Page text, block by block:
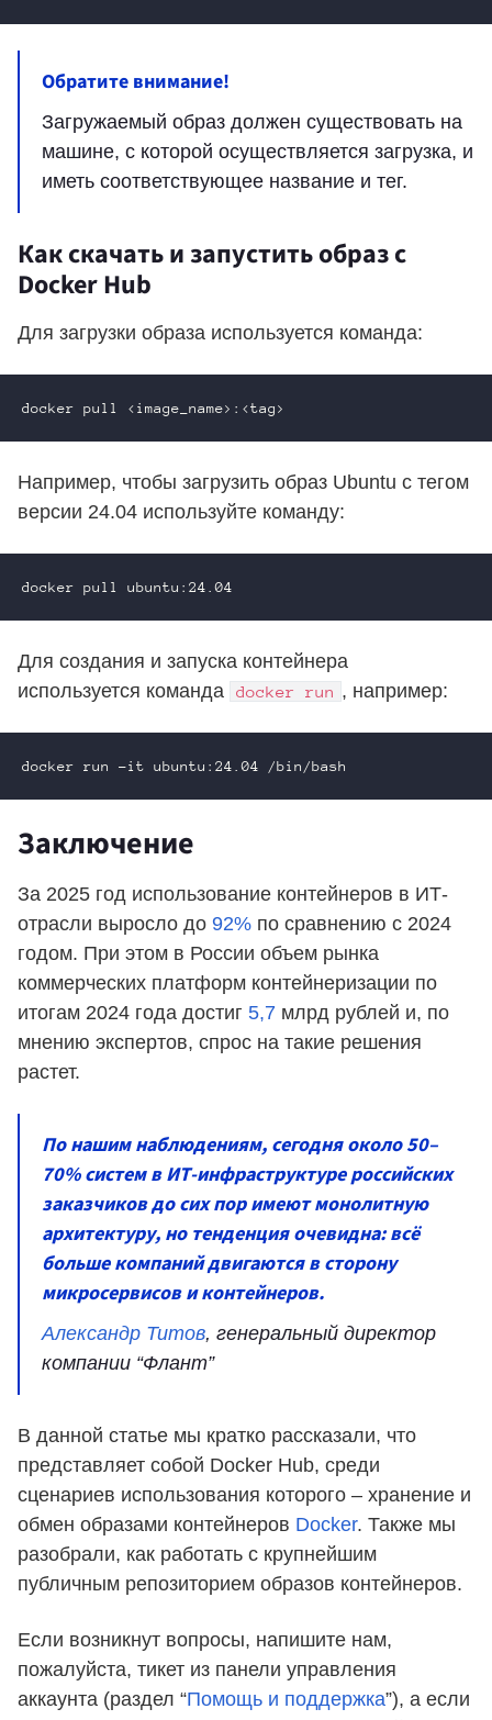
Обратите внимание!
Загружаемый образ должен существовать на
машине, с которой осуществляется загрузка, и
иметь соответствующее название и тег.
Как скачать и запустить образ с
Docker Hub
Для загрузки образа используется команда:
Например, чтобы загрузить образ Ubuntu с тегом
версии 24.04 используйте команду:
Для создания и запуска контейнера
используется команда
docker run , например:
Заключение
За 2025 год использование контейнеров в ИТ-
отрасли выросло до 92% по сравнению с 2024
годом. При этом в России объем рынка
коммерческих платформ контейнеризации по
итогам 2024 года достиг 5,7 млрд рублей и, по
мнению экспертов, спрос на такие решения
растет.
По нашим наблюдениям, сегодня около 50–
70% систем в ИТ-инфраструктуре российских
заказчиков до сих пор имеют монолитную
архитектуру, но тенденция очевидна: всё
больше компаний двигаются в сторону
микросервисов и контейнеров.
Александр Титов, генеральный директор
компании “Флант”
В данной статье мы кратко рассказали, что
представляет собой Docker Hub, среди
сценариев использования которого – хранение и
обмен образами контейнеров Docker. Также мы
разобрали, как работать с крупнейшим
публичным репозиторием образов контейнеров.
Если возникнут вопросы, напишите нам,
пожалуйста, тикет из панели управления
аккаунта (раздел “Помощь и поддержка”), а если